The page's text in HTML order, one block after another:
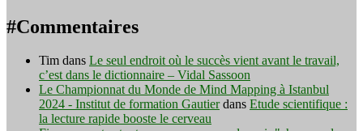
#Commentaires
Tim dans Le seul endroit où le succès vient avant le travail,
c’est dans le dictionnaire – Vidal Sassoon
Le Championnat du Monde de Mind Mapping à Istanbul
2024 - Institut de formation Gautierdans Etude scientifique :
la lecture rapide booste le cerveau